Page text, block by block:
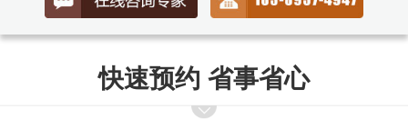
快速预约 省事省心